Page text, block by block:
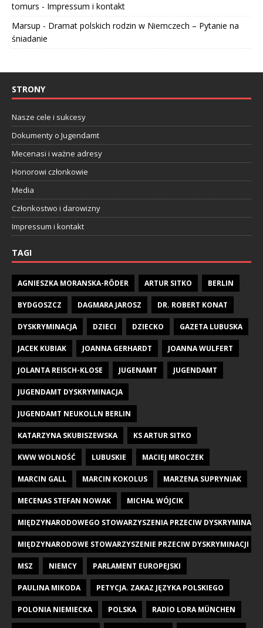
tomurs - Impressum i kontakt
Marsup - Dramat polskich rodzin w Niemczech – Pytanie na
śniadanie
STRONY
Nasze cele i sukcesy
Dokumenty o Jugendamt
Mecenasi i ważne adresy
Honorowi członkowie
Media
Członkostwo i darowizny
Impressum i kontakt
TAGI
AGNIESZKA MORANSKA-RÖDER ARTUR SITKO BERLIN
BYDGOSZCZ DAGMARA JAROSZ DR. ROBERT KONAT
DYSKRYMINACJA DZIECI DZIECKO GAZETA LUBUSKA
JACEK KUBIAK JOANNA GERHARDT JOANNA WULFERT
JOLANTA REISCH-KLOSE JUGENAMT JUGENDAMT
JUGENDAMT DYSKRYMINACJA
JUGENDAMT NEUKOLLN BERLIN
KATARZYNA SKUBISZEWSKA KS ARTUR SITKO
KWW WOLNOŚĆ LUBUSKIE MACIEJ MROCZEK
MARCIN GALL MARCIN KOKOLUS MARZENA SUPRYNIAK
MECENAS STEFAN NOWAK MICHAŁ WÓJCIK
MIĘDZYNARODOWEGO STOWARZYSZENIA PRZECIW
MIĘDZYNARODOWE STOWARZYSZENIE PRZECIW DYSKRYMINACJI
MSZ NIEMCY PARLAMENT EUROPEJSKI
PAULINA MIKODA PETYCJA. ZAKAZ JĘZYKA POLSKIEGO
POLONIA NIEMIECKA POLSKA RADIO LORA MÜNCHEN